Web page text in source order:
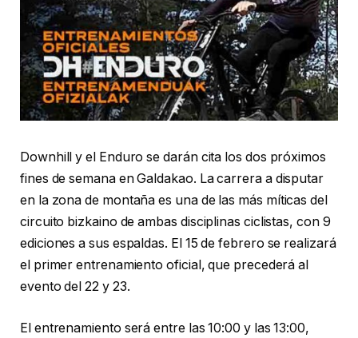
Downhill y el Enduro se darán cita los dos próximos
fines de semana en Galdakao. La carrera a disputar
en la zona de montaña es una de las más míticas del
circuito bizkaino de ambas disciplinas ciclistas, con 9
ediciones a sus espaldas. El 15 de febrero se realizará
el primer entrenamiento oficial, que precederá al
evento del 22 y 23.
El entrenamiento será entre las 10:00 y las 13:00,